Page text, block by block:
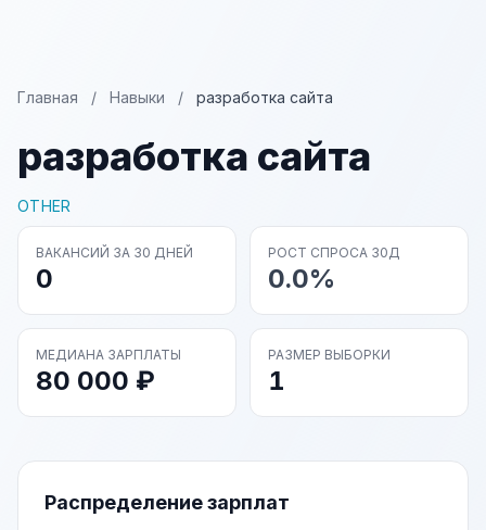
Главная / Навыки / разработка сайта
разработка сайта
OTHER
ВАКАНСИЙ ЗА 30 ДНЕЙ
0
РОСТ СПРОСА 30Д
0.0%
МЕДИАНА ЗАРПЛАТЫ
80 000 ₽
РАЗМЕР ВЫБОРКИ
1
Распределение зарплат